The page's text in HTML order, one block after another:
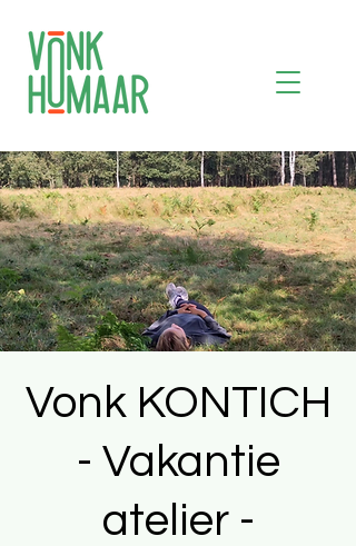
Vonk KONTICH
- Vakantie
atelier -